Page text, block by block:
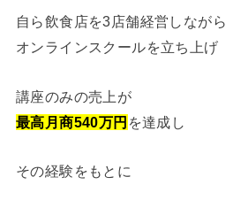
自ら飲食店を3店舗経営しながら
オンラインスクールを立ち上げ
講座のみの売上が
最高月商540万円 を達成し
その経験をもとに